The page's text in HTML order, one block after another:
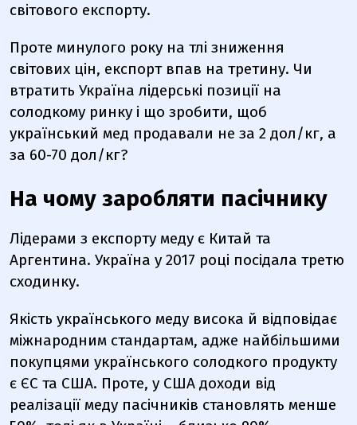
світового експорту.
Проте минулого року на тлі зниження
світових цін, експорт впав на третину. Чи
втратить Україна лідерські позиції на
солодкому ринку і що зробити, щоб
український мед продавали не за 2 дол/кг, а
за 60-70 дол/кг?
На чому заробляти пасічнику
Лідерами з експорту меду є Китай та
Аргентина. Україна у 2017 році посідала третю
сходинку.
Якість українського меду висока й відповідає
міжнародним стандартам, адже найбільшими
покупцями українського солодкого продукту
є ЄС та США. Проте, у США доходи від
реалізації меду пасічників становлять менше